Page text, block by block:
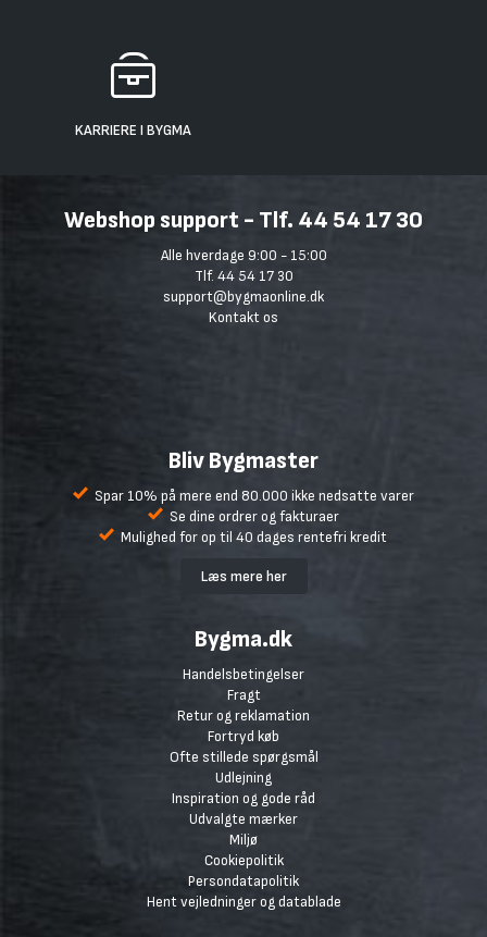
KARRIERE I BYGMA
Webshop support - Tlf. 44 54 17 30
Alle hverdage 9:00 - 15:00
Tlf. 44 54 17 30
support@bygmaonline.dk
Kontakt os
Bliv Bygmaster
Spar 10% på mere end 80.000 ikke nedsatte varer
Se dine ordrer og fakturaer
Mulighed for op til 40 dages rentefri kredit
Læs mere her
Bygma.dk
Handelsbetingelser
Fragt
Retur og reklamation
Fortryd køb
Ofte stillede spørgsmål
Udlejning
Inspiration og gode råd
Udvalgte mærker
Miljø
Cookiepolitik
Persondatapolitik
Hent vejledninger og datablade